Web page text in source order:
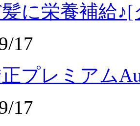
に栄養補給
17
プレミアム
17